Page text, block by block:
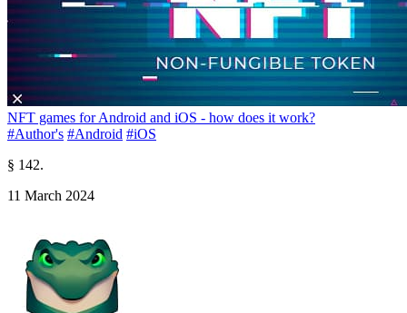
NFT games for Android and iOS - how does it work?
#Author's #Android #iOS
§ 142.
11 March 2024